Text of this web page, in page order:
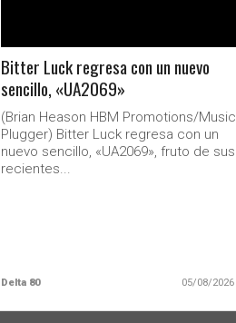
Bitter Luck regresa con un nuevo
sencillo, «UA2069»
(Brian Heason HBM Promotions/Music
Plugger) Bitter Luck regresa con un
nuevo sencillo, «UA2069», fruto de sus
recientes...
Delta 80 05/08/2026